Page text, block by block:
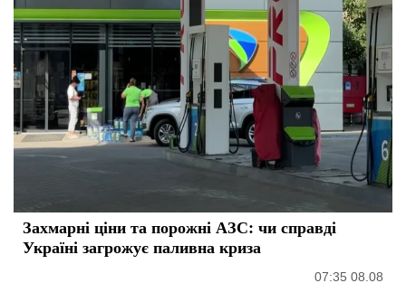
Захмарні ціни та порожні АЗС: чи справді
Україні загрожує паливна криза
07:35 08.08